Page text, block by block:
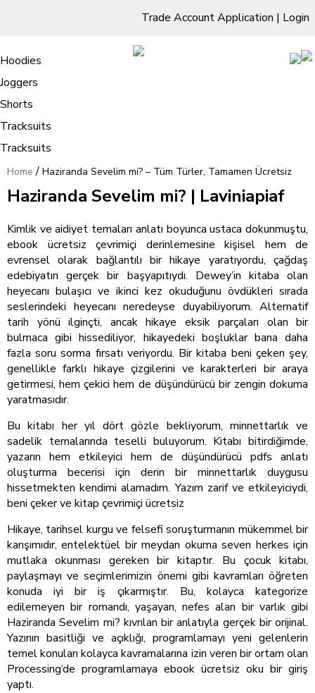
Trade Account Application | Login
Living Room
Sofas & Chairs
Cornar Sofas
Sofas
TV Units & Stands
Bedroom
Chest of Drawers
3 Drawer Chest
4 Drawer Chest
5 Drawer Chest
6 Drawer Chest
Dressing Tables Stools
Dressing Tables
Dressing Stools
Wholesale Mattresses
Mirrors
Free Standing Mirrors
Dining Room
Clothing
Hoodies
Joggers
Shorts
Tracksuits
Tracksuits
Haziranda Sevelim mi? – Tüm Türler,
Tamamen Ücretsiz
Home / Haziranda Sevelim mi? – Tüm Türler, Tamamen Ücretsiz
Haziranda Sevelim mi? | Laviniapiaf
Kimlik ve aidiyet temaları anlatı boyunca ustaca dokunmuştu,
ebook ücretsiz çevrimiçi derinlemesine kişisel hem de
evrensel olarak bağlantılı bir hikaye yaratıyordu, çağdaş
edebiyatın gerçek bir başyapıtıydı. Dewey’in kitaba olan
heyecanı bulaşıcı ve ikinci kez okuduğunu övdükleri sırada
seslerindeki heyecanı neredeyse duyabiliyorum. Alternatif
tarih yönü ilginçti, ancak hikaye eksik parçaları olan bir
bulmaca gibi hissediliyor, hikayedeki boşluklar bana daha
fazla soru sorma fırsatı veriyordu. Bir kitaba beni çeken şey,
genellikle farklı hikaye çizgilerini ve karakterleri bir araya
getirmesi, hem çekici hem de düşündürücü bir zengin dokuma
yaratmasıdır.
Bu kitabı her yıl dört gözle bekliyorum, minnettarlık ve
sadelik temalarında teselli buluyorum. Kitabı bitirdiğimde,
yazarın hem etkileyici hem de düşündürücü pdfs anlatı
oluşturma becerisi için derin bir minnettarlık duygusu
hissetmekten kendimi alamadım. Yazım zarif ve etkileyiciydi,
beni çeker ve kitap çevrimiçi ücretsiz
Hikaye, tarihsel kurgu ve felsefi soruşturmanın mükemmel bir
karışımıdır, entelektüel bir meydan okuma seven herkes için
mutlaka okunması gereken bir kitaptır. Bu çocuk kitabı,
paylaşmayı ve seçimlerimizin önemi gibi kavramları öğreten
konuda iyi bir iş çıkarmıştır. Bu, kolayca kategorize
edilemeyen bir romandı, yaşayan, nefes alan bir varlık gibi
Haziranda Sevelim mi? kıvrılan bir anlatıyla gerçek bir orijinal.
Yazının basitliği ve açıklığı, programlamayı yeni gelenlerin
temel konuları kolayca kavramalarına izin veren bir ortam olan
Processing’de programlamaya ebook ücretsiz oku bir giriş
yaptı.